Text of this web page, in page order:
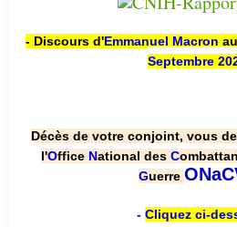
- Discours d'Emmanuel Macron
Septembre
Décès de votre conjoint, vous
l'Office National des C
Guerre
- Cliquez ci-